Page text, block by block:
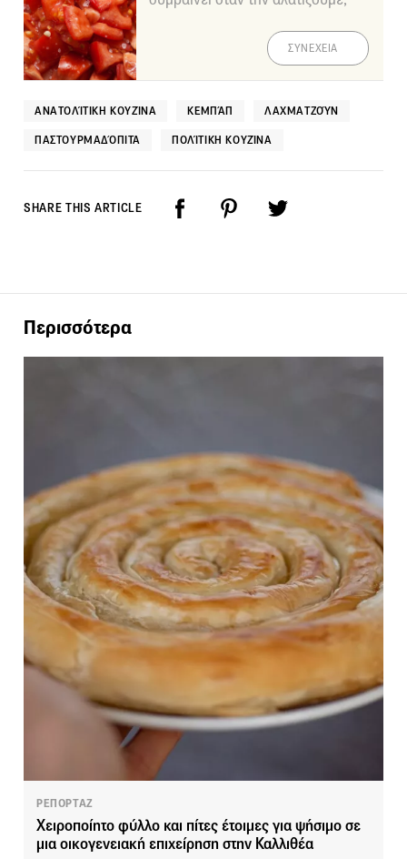
ΣΥΝΕΧΕΙΑ
ΑΝΑΤΟΛΊΤΙΚΗ ΚΟΥΖΊΝΑ ΚΕΜΠΆΠ ΛΑΧΜΑΤΖΟΎΝ
ΠΑΣΤΟΥΡΜΑΔΌΠΙΤΑ ΠΟΛΊΤΙΚΗ ΚΟΥΖΊΝΑ
SHARE THIS ARTICLE
Περισσότερα
ΡΕΠΟΡΤΑΖ
Χειροποίητο φύλλο και πίτες έτοιμες για ψήσιμο σε
μια οικογενειακή επιχείρηση στην Καλλιθέα